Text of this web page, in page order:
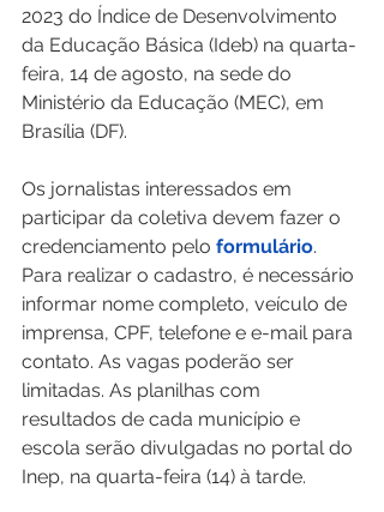
2023 do Índice de Desenvolvimento
da Educação Básica (Ideb) na quarta-
feira, 14 de agosto, na sede do
Ministério da Educação (MEC), em
Brasília (DF).
Os jornalistas interessados em
participar da coletiva devem fazer o
credenciamento pelo formulário.
Para realizar o cadastro, é necessário
informar nome completo, veículo de
imprensa, CPF, telefone e e-mail para
contato. As vagas poderão ser
limitadas. As planilhas com
resultados de cada município e
escola serão divulgadas no portal do
Inep, na quarta-feira (14) à tarde.